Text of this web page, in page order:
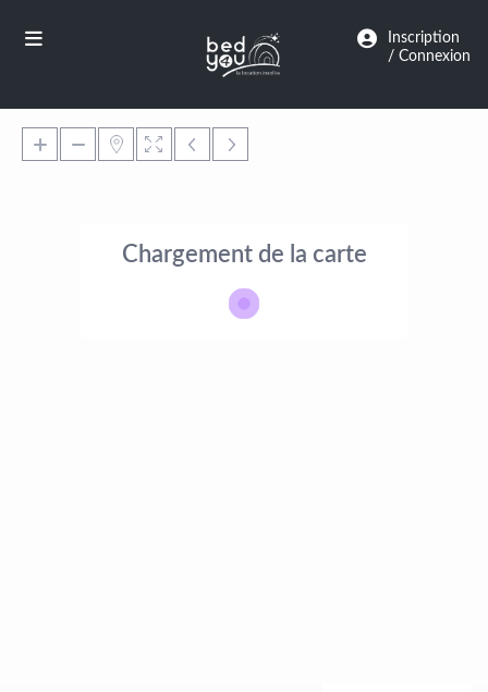
Inscription
/ Connexion
Chargement de la carte